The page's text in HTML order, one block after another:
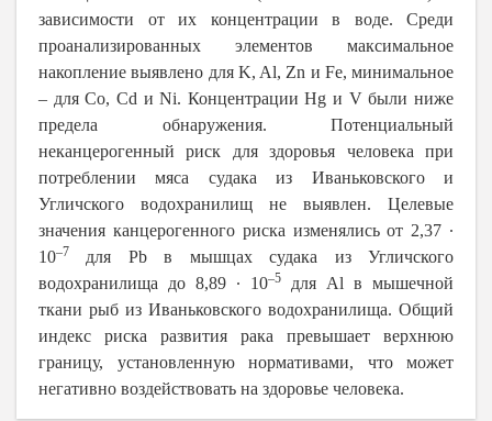
зависимости от их концентрации в воде. Среди
проанализированных элементов максимальное
накопление выявлено для K, Al, Zn и Fe, минимальное
– для Co, Cd и Ni. Концентрации Hg и V были ниже
предела обнаружения. Потенциальный
неканцерогенный риск для здоровья человека при
потреблении мяса судака из Иваньковского и
Угличского водохранилищ не выявлен. Целевые
значения канцерогенного риска изменялись от 2,37 ∙
10–7
для Pb в мышцах судака из Угличского
водохранилища до 8,89 ∙ 10–5
для Al в мышечной
ткани рыб из Иваньковского водохранилища. Общий
индекс риска развития рака превышает верхнюю
границу, установленную нормативами, что может
негативно воздействовать на здоровье человека.